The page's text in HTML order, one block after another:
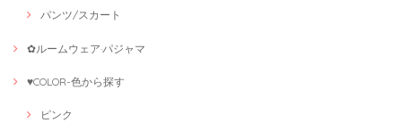
パンツ/スカート
✿ルームウェア·パジャマ
♥COLOR-色から探す
ピンク